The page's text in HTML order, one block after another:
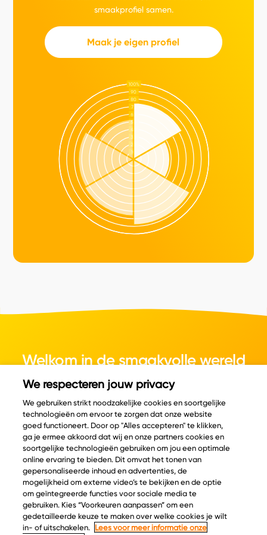
smaakprofiel samen.
Maak je eigen profiel
Welkom in de smaakvolle wereld
van kaas.
© Copyright 2026 Velder
Inspiratie
Kaascatalogus
Recepten
Kaasplankjes
Informatie
Over ons
Ontdek
Keurmerken
We respecteren jouw privacy
We gebruiken strikt noodzakelijke cookies en soortgelijke
technologieën om ervoor te zorgen dat onze website
goed functioneert. Door op "Alles accepteren" te klikken,
ga je ermee akkoord dat wij en onze partners cookies en
soortgelijke technologieën gebruiken om jou een optimale
online ervaring te bieden. Dit omvat het tonen van
gepersonaliseerde inhoud en advertenties, de
mogelijkheid om externe video’s te bekijken en de optie
om geïntegreerde functies voor sociale media te
gebruiken. Kies “Voorkeuren aanpassen” om een
gedetailleerde keuze te maken over welke cookies je wilt
in- of uitschakelen.
Lees voor meer informatie onze